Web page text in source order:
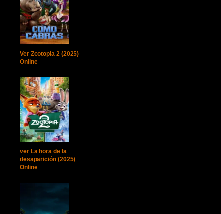
Ver Zootopia 2 (2025)
Online
ver La hora de la
desaparición (2025)
Online